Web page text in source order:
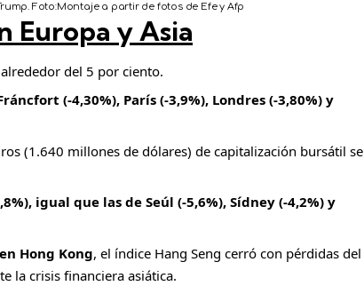
Foto:Montaje a partir de fotos de Efe y Afp
Europa y Asia
del 5 por ciento.
(-4,30%), París (-3,9%), Londres (-3,80%) y
(1.640 millones de dólares) de capitalización bursátil se
igual que las de Seúl (-5,6%), Sídney (-4,2%) y
Hong Kong, el índice Hang Seng cerró con pérdidas del
la crisis financiera asiática.